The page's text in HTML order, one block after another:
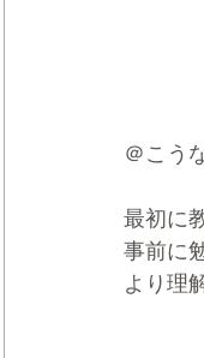
＠こう
最初に
事前に
より理